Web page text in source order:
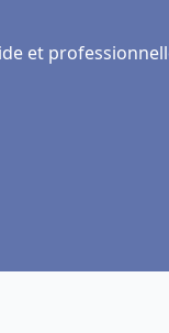
et